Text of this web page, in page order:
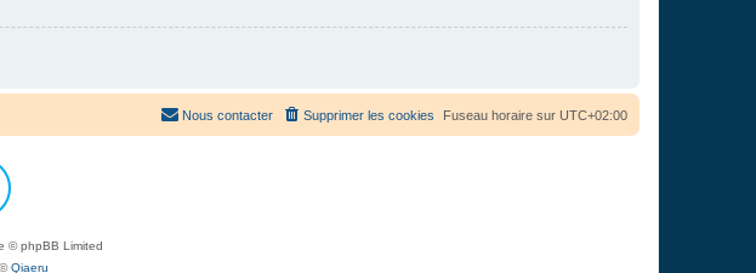
Fuseau horaire sur UTC+02:00
Supprimer les cookies
Nous contacter
© phpBB Limited
©Qiaeru